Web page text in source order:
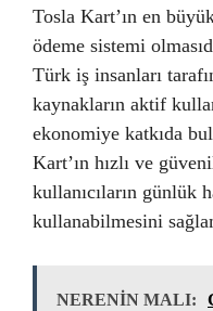
Tosla Kart’ın en
ödeme sistemi
Türk iş insanları
kaynakların aktif
ekonomiye katkıda
Kart’ın hızlı ve
kullanıcıların günlük
kullanabilmesini
NERENİN MALI: